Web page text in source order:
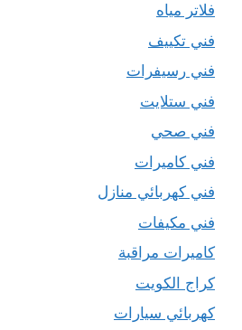
فلاتر مياه
فني تكييف
فني رسيفرات
فني ستلايت
فني صحي
فني كاميرات
فني كهربائي منازل
فني مكيفات
كاميرات مراقبة
كراج الكويت
كهربائي سيارات